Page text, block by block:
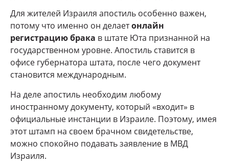
Для жителей Израиля апостиль особенно важен,
потому что именно он делаетонлайн
регистрацию брака в штате Юта признанной на
государственном уровне. Апостиль ставится в
офисе губернатора штата, после чего документ
становится международным.
На деле апостиль необходим любому
иностранному документу, который «входит» в
официальные инстанции в Израиле. Поэтому, имея
этот штамп на своем брачном свидетельстве,
можно спокойно подавать заявление в МВД
Израиля.